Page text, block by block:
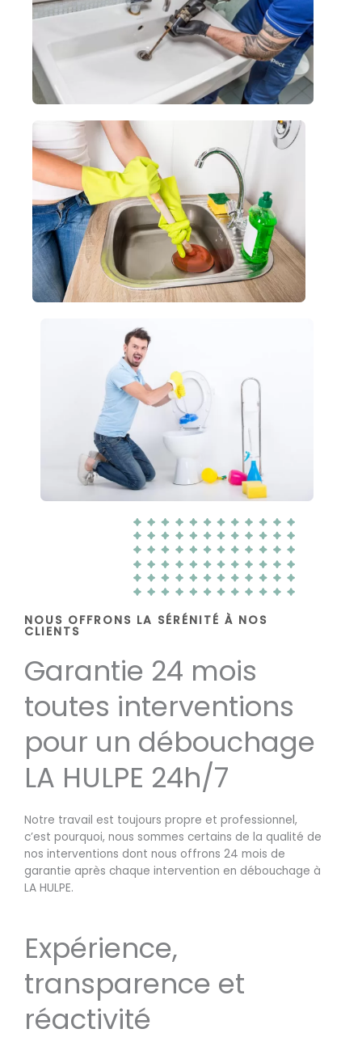
NOUS OFFRONS LA SÉRÉNITÉ À NOS
CLIENTS
Garantie 24 mois
toutes interventions
pour un débouchage
LA HULPE 24h/7
Notre travail est toujours propre et professionnel,
c’est pourquoi, nous sommes certains de la qualité de
nos interventions dont nous offrons 24 mois de
garantie après chaque intervention en débouchage à
LA HULPE.
Expérience,
transparence et
réactivité